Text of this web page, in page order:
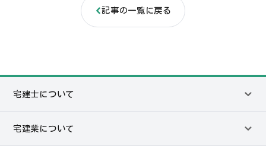
記事の一覧に戻る
宅建士について
宅建業について